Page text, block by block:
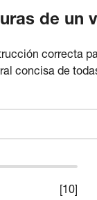
de un
correcta
concisa de
10